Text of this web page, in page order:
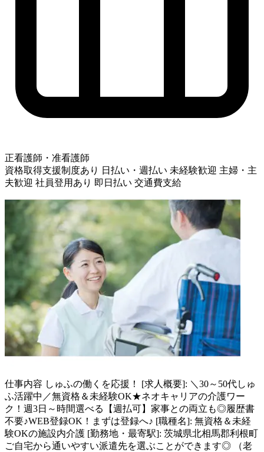
正看護師・准看護師
資格取得支援制度あり
日払い・週払い 未経験歓迎 主婦・主
夫歓迎 社員登用あり 即日払い 交通費支給
仕事内容 しゅふの働くを応援！ [求人概要]: ＼30～50代しゅ
ふ活躍中／無資格＆未経験OK★ネオキャリアの介護ワー
ク！週3日～時間選べる【週払可】家事との両立も◎履歴書
不要♪WEB登録OK！まずは登録へ♪ [職種名]: 無資格＆未経
験OKの施設内介護 [勤務地・最寄駅]: 茨城県北相馬郡利根町
ご自宅から通いやすい派遣先を選ぶことができます◎ （老